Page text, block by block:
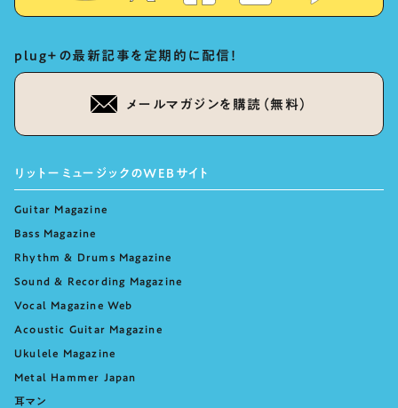
plug+の最新記事を定期的に配信！
メールマガジンを購読（無料）
リットーミュージックのWEBサイト
Guitar Magazine
Bass Magazine
Rhythm & Drums Magazine
Sound & Recording Magazine
Vocal Magazine Web
Acoustic Guitar Magazine
Ukulele Magazine
Metal Hammer Japan
耳マン